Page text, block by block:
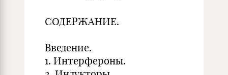
СОДЕРЖАНИЕ.
Введение.
1. Интерфероны.